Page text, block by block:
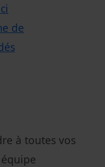
de
à toutes vos